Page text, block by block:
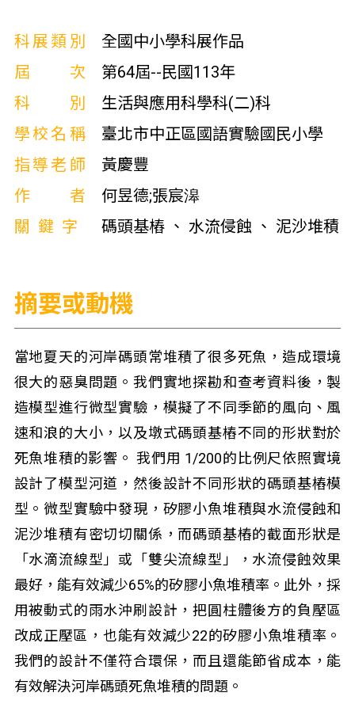
科展類別
全國中小學科展作品
屆次
第64屆--民國113年
科別
生活與應用科學科(二)科
學校名稱
臺北市中正區國語實驗國民小學
指導老師
黃慶豐
作者
何昱德;張宸滜
關鍵字
碼頭基樁 、 水流侵蝕 、 泥沙堆積
摘要或動機
當地夏天的河岸碼頭常堆積了很多死魚，造成環境
很大的惡臭問題。我們實地探勘和查考資料後，製
造模型進行微型實驗，模擬了不同季節的風向、風
速和浪的大小，以及墩式碼頭基樁不同的形狀對於
死魚堆積的影響。 我們用 1/200的比例尺依照實境
設計了模型河道，然後設計不同形狀的碼頭基樁模
型。微型實驗中發現，矽膠小魚堆積與水流侵蝕和
泥沙堆積有密切切關係，而碼頭基樁的截面形狀是
「水滴流線型」或「雙尖流線型」，水流侵蝕效果
最好，能有效減少65%的矽膠小魚堆積率。此外，採
用被動式的雨水沖刷設計，把圓柱體後方的負壓區
改成正壓區，也能有效減少22的矽膠小魚堆積率。
我們的設計不僅符合環保，而且還能節省成本，能
有效解決河岸碼頭死魚堆積的問題。